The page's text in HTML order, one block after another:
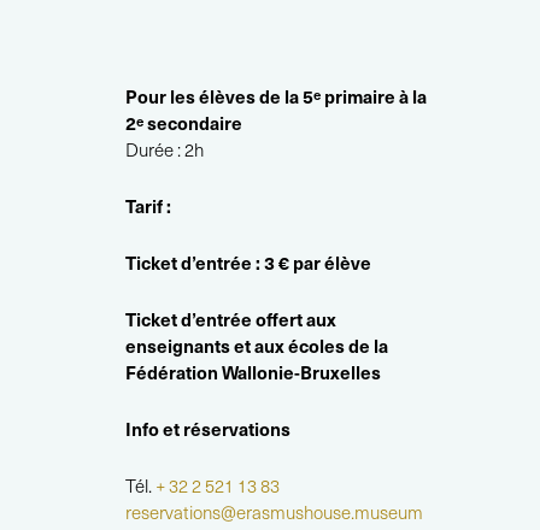
Pour les élèves de la 5e primaire à la
2esecondaire
Durée : 2h
Tarif :
Ticket d’entrée : 3 € par élève
Ticket d’entrée offert aux
enseignants et aux écoles de la
Fédération Wallonie-Bruxelles
Info et réservations
Tél.+ 32 2 521 13 83
reservations@erasmushouse.museum